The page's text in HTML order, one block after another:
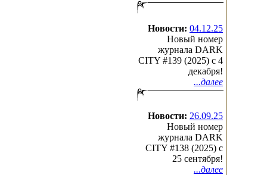
Новости: 04.12.25
Новый номер
журнала DARK
CITY #139 (2025) c 4
декабря!
...далее
Новости: 26.09.25
Новый номер
журнала DARK
CITY #138 (2025) c
25 сентября!
...далее